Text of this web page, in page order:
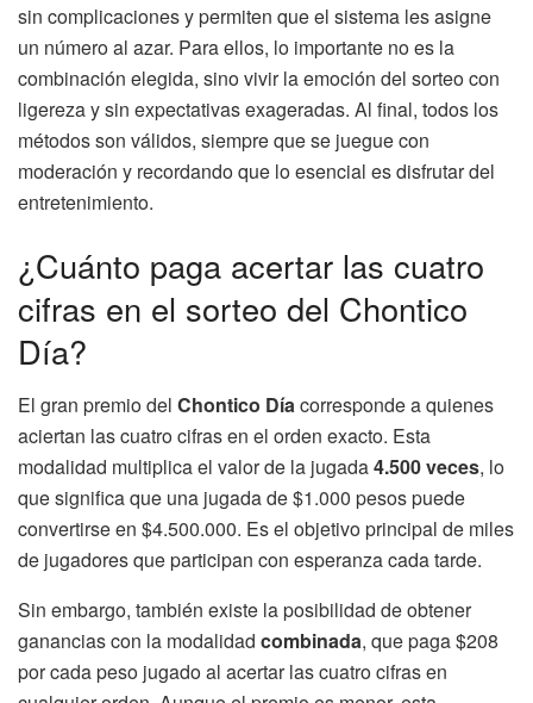
sin complicaciones y permiten que el sistema les asigne
un número al azar. Para ellos, lo importante no es la
combinación elegida, sino vivir la emoción del sorteo con
ligereza y sin expectativas exageradas. Al final, todos los
métodos son válidos, siempre que se juegue con
moderación y recordando que lo esencial es disfrutar del
entretenimiento.
¿Cuánto paga acertar las cuatro
cifras en el sorteo del Chontico
Día?
El gran premio del Chontico Díacorresponde a quienes
aciertan las cuatro cifras en el orden exacto. Esta
modalidad multiplica el valor de la jugada4.500 veces, lo
que significa que una jugada de $1.000 pesos puede
convertirse en $4.500.000. Es el objetivo principal de miles
de jugadores que participan con esperanza cada tarde.
Sin embargo, también existe la posibilidad de obtener
ganancias con la modalidad combinada, que paga $208
por cada peso jugado al acertar las cuatro cifras en